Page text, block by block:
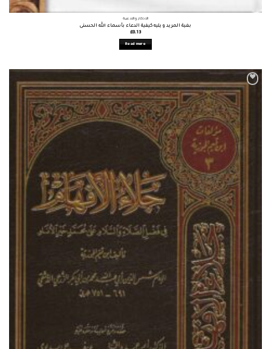
الأذكار والأدعية
بغية المريد و يليه كيفية الدعاء بأسماء الله الحسنى
£8.13
Read more